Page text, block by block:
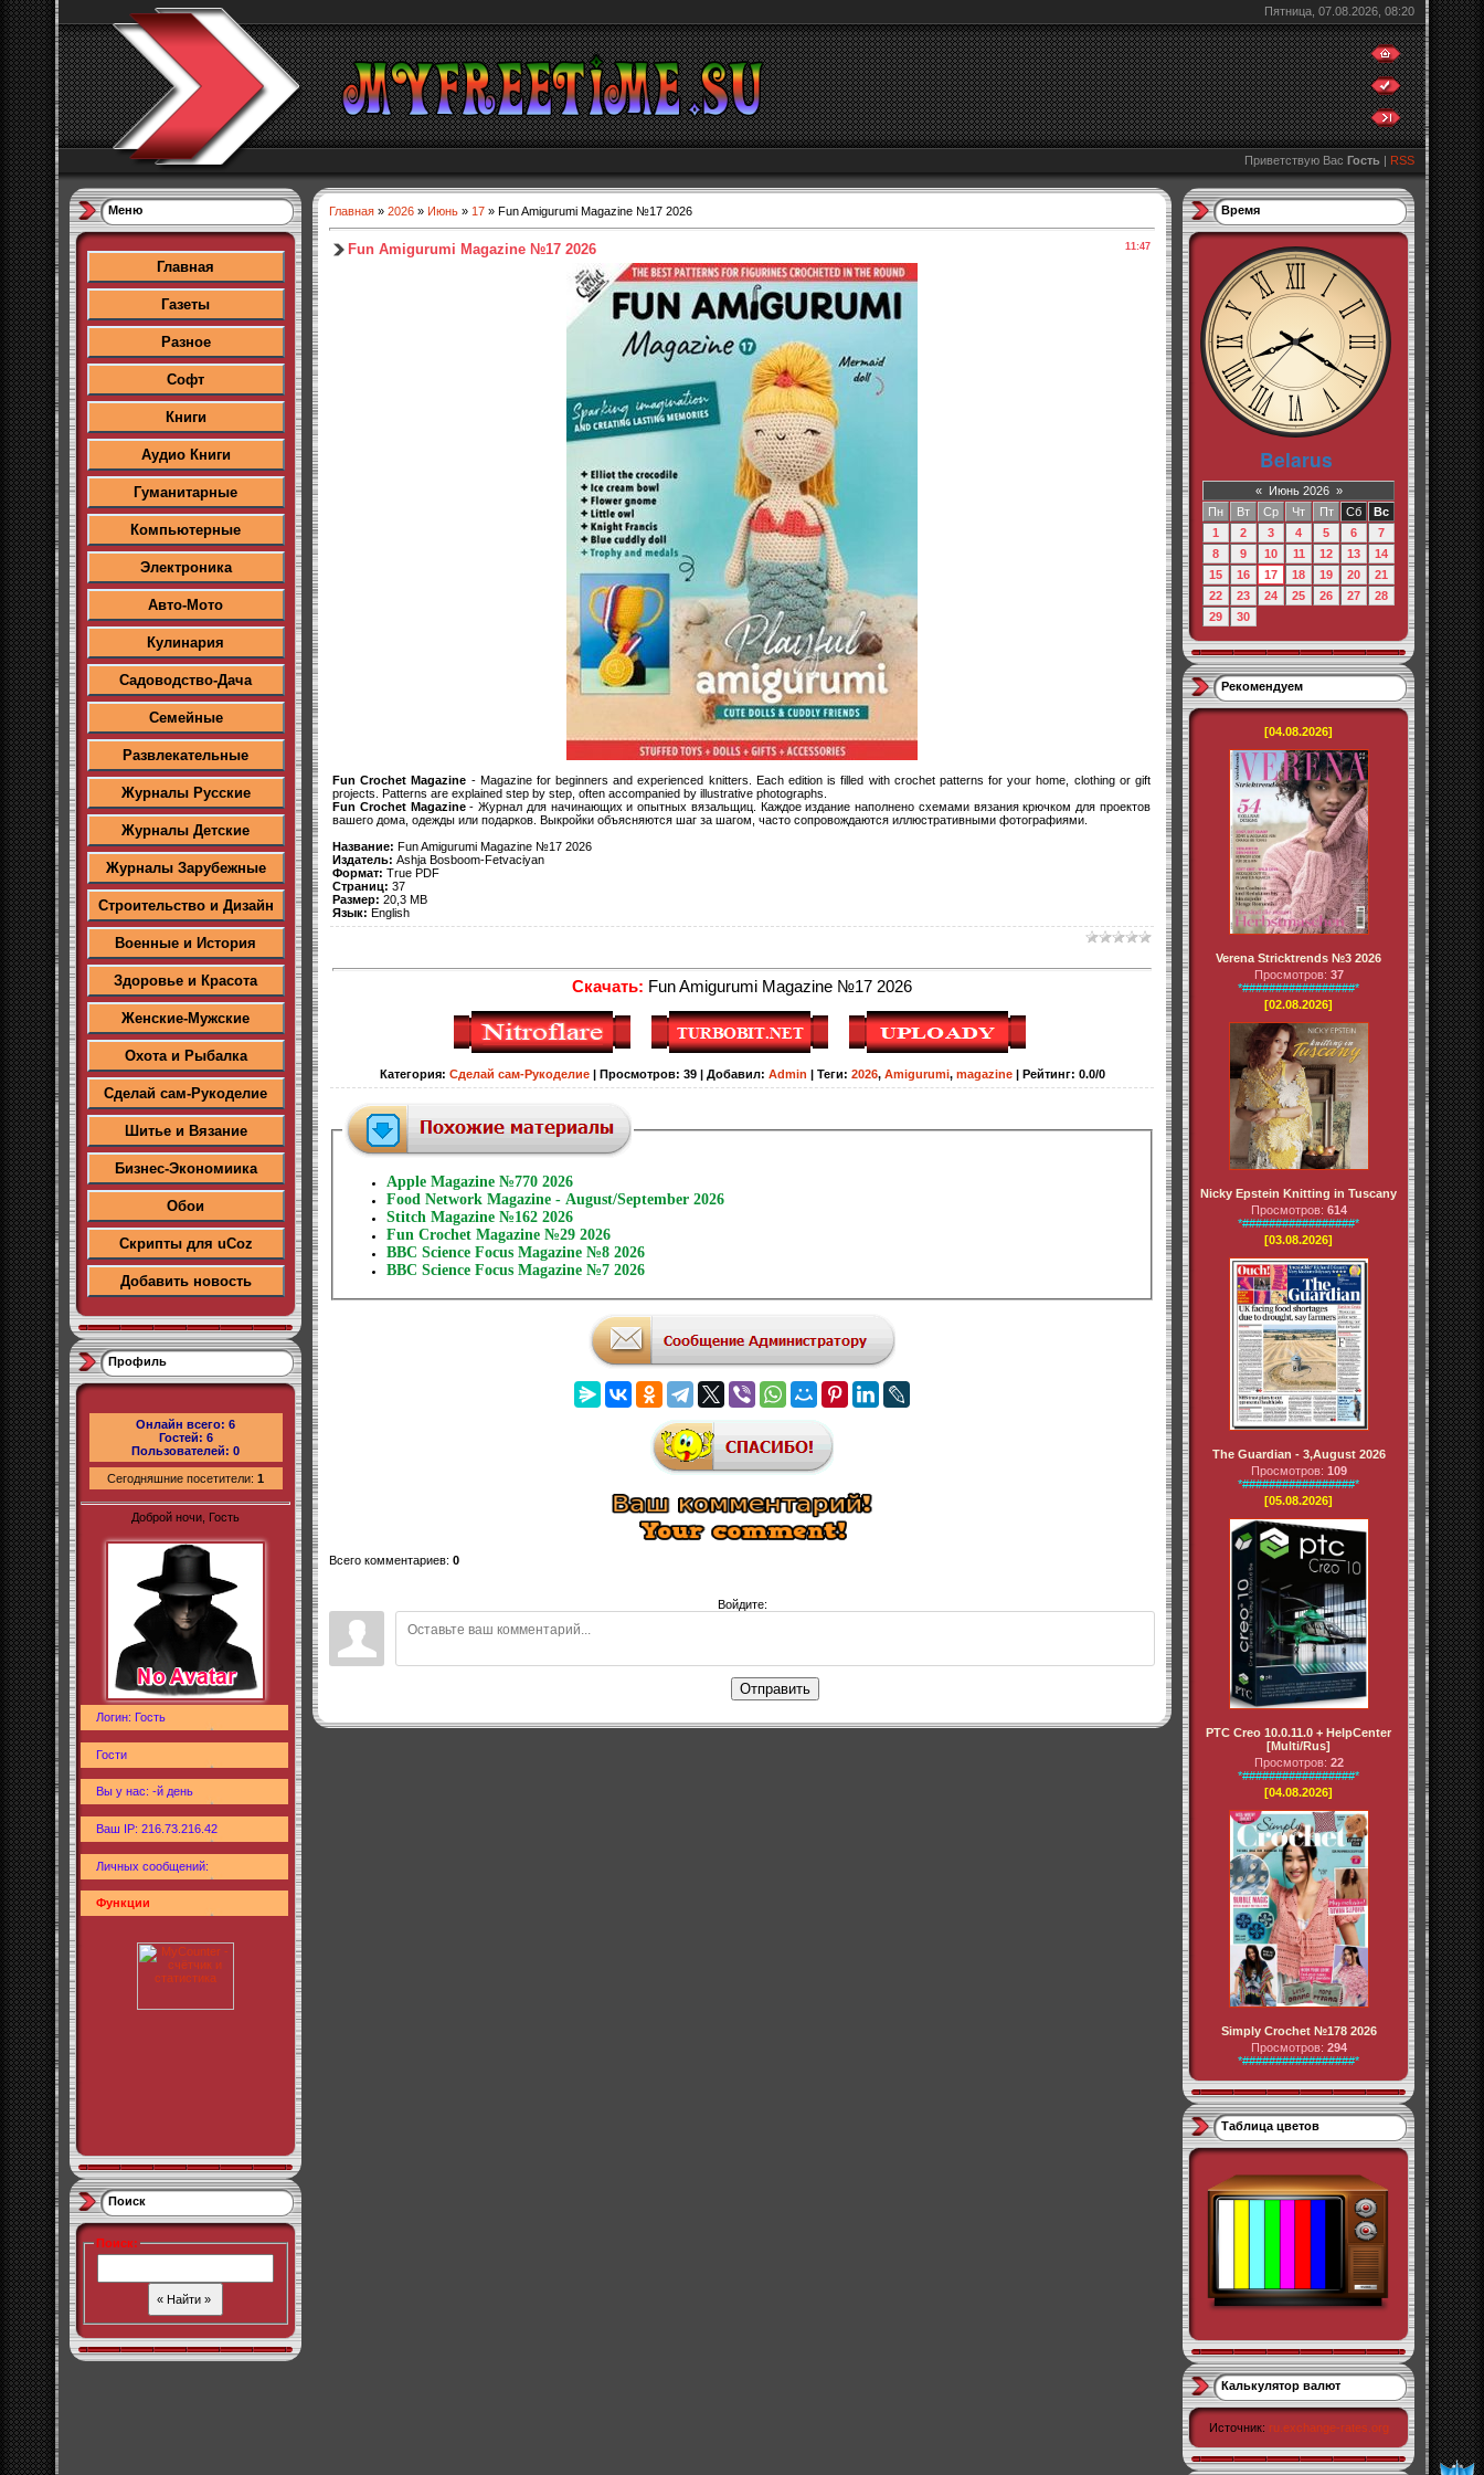
Пятница, 07.08.2026, 08:20
Приветствую Вас Гость | RSS
Меню
Главная
Газеты
Разное
Софт
Книги
Аудио Книги
Гуманитарные
Компьютерные
Электроника
Авто-Мото
Кулинария
Садоводство-Дача
Семейные
Развлекательные
Журналы Русские
Журналы Детские
Журналы Зарубежные
Строительство и Дизайн
Военные и История
Здоровье и Красота
Женские-Мужские
Охота и Рыбалка
Сделай сам-Рукоделие
Шитье и Вязание
Бизнес-Экономиика
Обои
Скрипты для uCoz
Добавить новость
Профиль
Онлайн всего: 6
Гостей: 6
Пользователей: 0
Сегодняшние посетители: 1
Доброй ночи, Гость
Логин: Гость
Гости
Вы у нас: -й день
Ваш IP: 216.73.216.42
Личных сообщений:
Функции
Поиск
Поиск:
Главная » 2026 » Июнь » 17 » Fun Amigurumi Magazine №17 2026
11:47
Fun Amigurumi Magazine №17 2026
Fun Crochet Magazine - Magazine for beginners and experienced knitters. Each edition is filled with crochet patterns for your home, clothing or gift
projects. Patterns are explained step by step, often accompanied by illustrative photographs.
Fun Crochet Magazine- Журнал для начинающих и опытных вязальщиц. Каждое издание наполнено схемами вязания крючком для проектов
вашего дома, одежды или подарков. Выкройки объясняются шаг за шагом, часто сопровождаются иллюстративными фотографиями.
Название: Fun Amigurumi Magazine №17 2026
Издатель: Ashja Bosboom-Fetvaciyan
Формат: True PDF
Страниц: 37
Размер: 20,3 MB
Язык: English
Скачать: Fun Amigurumi Magazine №17 2026
Категория: Сделай сам-Рукоделие| Просмотров: 39| Добавил: Admin Теги: 2026, Amigurumi, magazine Рейтинг: 0.0/0
Apple Magazine №770 2026
Food Network Magazine - August/September 2026
Stitch Magazine №162 2026
Fun Crochet Magazine №29 2026
BBC Science Focus Magazine №8 2026
BBC Science Focus Magazine №7 2026
Всего комментариев: 0
Войдите:
Отправить
Время
« Июнь 2026 »
Пн
Вт Ср Чт Пт Сб
Вс
1
2 3 4 5 6
7
8
9 10 11 12 13
14
15
16 17 18 19 20
21
22
23 24 25 26 27
28
29
30
Рекомендуем
[04.08.2026]
Verena Stricktrends №3 2026
Просмотров: 37
*#################*
[02.08.2026]
Nicky Epstein Knitting in Tuscany
Просмотров: 614
*#################*
[03.08.2026]
The Guardian - 3,August 2026
Просмотров: 109
*#################*
[05.08.2026]
PTC Creo 10.0.11.0 + HelpCenter
[Multi/Rus]
Просмотров: 22
*#################*
[04.08.2026]
Simply Crochet №178 2026
Просмотров: 294
*#################*
Таблица цветов
Калькулятор валют
Источник: ru.exchange-rates.org